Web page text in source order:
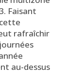
Faisant
rafraîchir
au-dessus